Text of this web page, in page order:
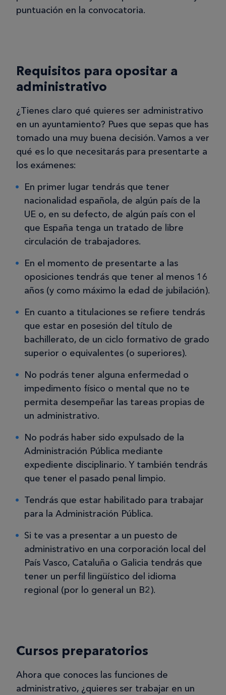
puntuación en la convocatoria.
Requisitos para opositar a
administrativo
¿Tienes claro qué quieres ser administrativo
en un ayuntamiento? Pues que sepas que has
tomado una muy buena decisión. Vamos a ver
qué es lo que necesitarás para presentarte a
los exámenes:
En primer lugar tendrás que tener
nacionalidad española, de algún país de la
UE o, en su defecto, de algún país con el
que España tenga un tratado de libre
circulación de trabajadores.
En el momento de presentarte a las
oposiciones tendrás que tener al menos 16
años (y como máximo la edad de jubilación).
En cuanto a titulaciones se refiere tendrás
que estar en posesión del título de
bachillerato, de un ciclo formativo de grado
superior o equivalentes (o superiores).
No podrás tener alguna enfermedad o
impedimento físico o mental que no te
permita desempeñar las tareas propias de
un administrativo.
No podrás haber sido expulsado de la
Administración Pública mediante
expediente disciplinario. Y también tendrás
que tener el pasado penal limpio.
Tendrás que estar habilitado para trabajar
para la Administración Pública.
Si te vas a presentar a un puesto de
administrativo en una corporación local del
País Vasco, Cataluña o Galicia tendrás que
tener un perfil lingüístico del idioma
regional (por lo general un B2).
Cursos preparatorios
Ahora que conoces las funciones de
administrativo, ¿quieres ser trabajar en un